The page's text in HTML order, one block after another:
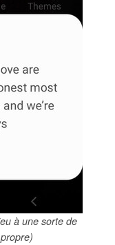
à une sorte de